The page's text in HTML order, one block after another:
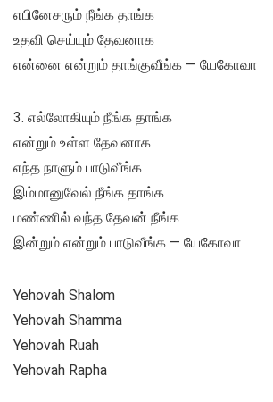
எபினேசரும் நீங்க தாங்க
உதவி செய்யும் தேவனாக
என்னை என்றும் தாங்குவீங்க — யேகோவா
3. எல்லோகியும் நீங்க தாங்க
என்றும் உள்ள தேவனாக
எந்த நாளும் பாடுவீங்க
இம்மானுவேல் நீங்க தாங்க
மண்ணில் வந்த தேவன் நீங்க
இன்றும் என்றும் பாடுவீங்க — யேகோவா
Yehovah Shalom
Yehovah Shamma
Yehovah Ruah
Yehovah Rapha